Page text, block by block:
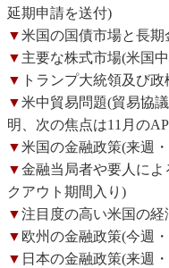
延期申請を送付)
▼米国の国債市場と長期
▼ 主要な株式市場(米国
▼ トランプ大統領及び
▼米中貿易問題(貿易協
明、次の焦点は11月の
▼米国の金融政策(来週
▼金融当局者や要人によ
クアウト期間入り)
▼注目度の高い米国の
▼ 欧州の金融政策(今週
▼ 日本の金融政策(来週